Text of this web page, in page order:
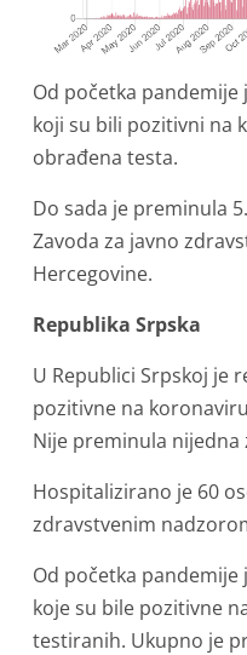
Od početka
koji su bili pozitivni na
obrađena testa.
Do sada je preminula
Zavoda za javno
Hercegovine.
Republika Srpska
U Republici Srpskoj je
pozitivne na
Nije preminula nijedna
Hospitalizirano je 60
zdravstvenim
Od početka pandemije
koje su bile pozitivne
testiranih. Ukupno je